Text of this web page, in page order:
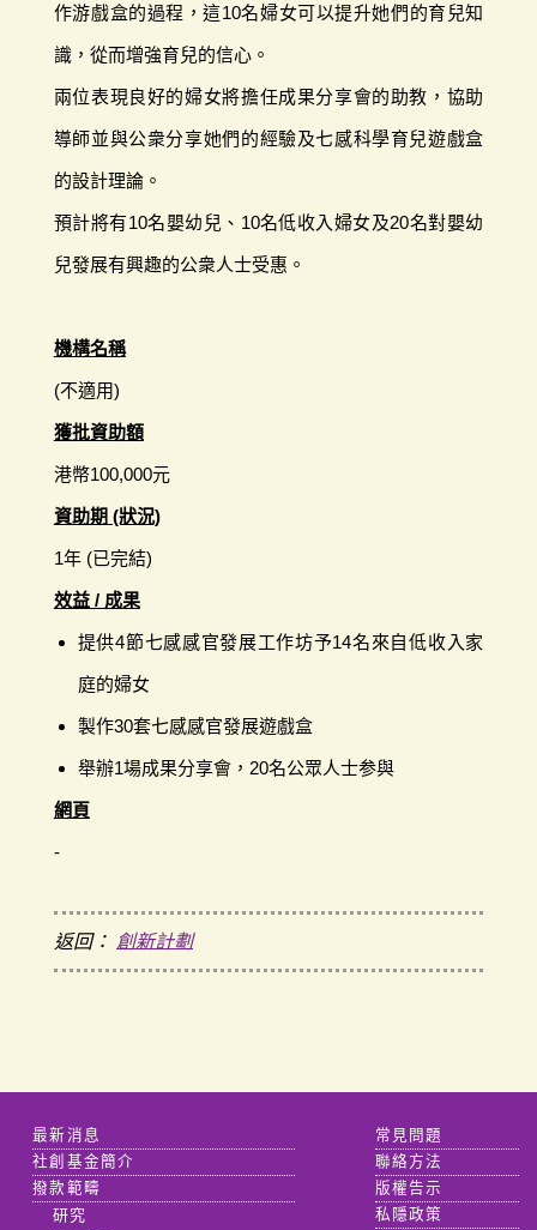
作游戲盒的過程，這10名婦女可以提升她們的育兒知
識，從而增強育兒的信心。
兩位表現良好的婦女將擔任成果分享會的助教，協助
導師並與公衆分享她們的經驗及七感科學育兒遊戲盒
的設計理論。
預計將有10名嬰幼兒、10名低收入婦女及20名對嬰幼
兒發展有興趣的公衆人士受惠。
機構名稱
(不適用)
獲批資助額
港幣100,000元
資助期 (狀況)
1年 (已完結)
效益 / 成果
提供4節七感感官發展工作坊予14名來自低收入家
庭的婦女
製作30套七感感官發展遊戲盒
舉辦1場成果分享會，20名公眾人士参與
網頁
-
返回： 創新計劃
最新消息
社創基金簡介
撥款範疇
研究
常見問題
聯絡方法
版權告示
私隱政策